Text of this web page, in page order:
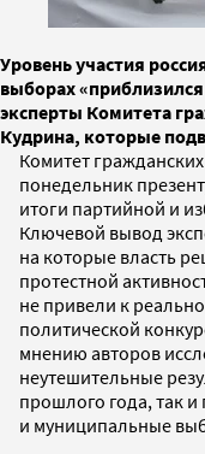
Уровень участия
выборах
эксперты Комитета
Кудрина, которые
Комитет
понедельник
итоги партийной и
Ключевой вывод
на которые власть
протестной
не привели к
политической
мнению авторов
неутешительные
прошлого года, так
и муниципальные